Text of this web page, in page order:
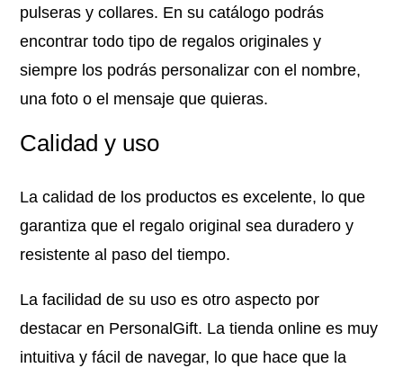
pulseras y collares. En su catálogo podrás
encontrar todo tipo de regalos originales y
siempre los podrás personalizar con el nombre,
una foto o el mensaje que quieras.
Calidad y uso
La calidad de los productos es excelente, lo que
garantiza que el regalo original sea duradero y
resistente al paso del tiempo.
La facilidad de su uso es otro aspecto por
destacar en PersonalGift. La tienda online es muy
intuitiva y fácil de navegar, lo que hace que la